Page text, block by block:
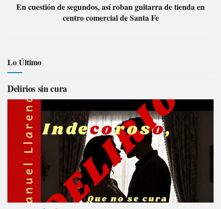
En cuestión de segundos, así roban guitarra de tienda en
centro comercial de Santa Fe
Lo Último
Delirios sin cura